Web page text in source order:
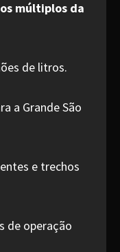
múltiplos da
de litros.
a Grande São
e trechos
de operação